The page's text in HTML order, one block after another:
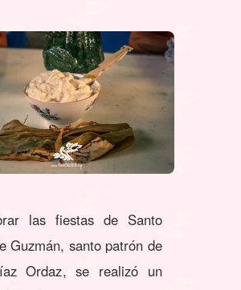
las fiestas de Santo
Guzmán, santo patrón de
Ordaz, se realizó un